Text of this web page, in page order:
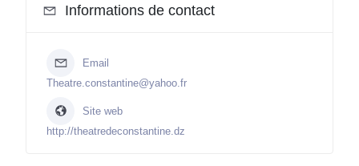
Informations de contact
Email
Theatre.constantine@yahoo.fr
Site web
http://theatredeconstantine.dz